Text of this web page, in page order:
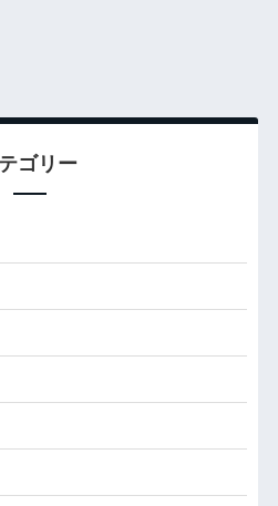
ゴリー